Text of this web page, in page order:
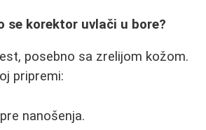
se korektor uvlači u bore?
posebno sa zrelijom kožom.
pripremi:
nanošenja.